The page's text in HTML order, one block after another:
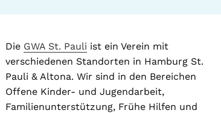
Die GWA St. Pauli ist ein Verein mit
verschiedenen Standorten in Hamburg St.
Pauli & Altona. Wir sind in den Bereichen
Offene Kinder- und Jugendarbeit,
Familienunterstützung, Frühe Hilfen und